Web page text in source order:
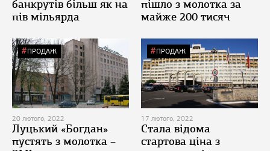
банкрутів більш як на
пів мільярда
пішло з молотка за
майже 200 тисяч
ПРОДАЖ
20 лютого, 2022
Луцький «Богдан»
пустять з молотка –
ПРОДАЖ
17 лютого, 2022
Стала відома
стартова ціна з